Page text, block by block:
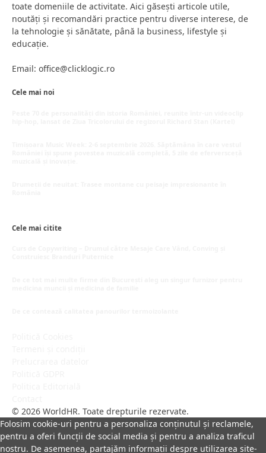
toate domeniile de activitate. Aici găsești articole utile,
noutăți și recomandări practice pentru diverse interese, de
la tehnologie și sănătate, până la business, lifestyle și
educație.
Email: office@clicklogic.ro
Cele mai noi
Cele mai citite
© 2026 WorldHR. Toate drepturile rezervate.
Folosim cookie-uri pentru a personaliza conținutul și reclamele,
pentru a oferi funcții de social media și pentru a analiza traficul
nostru. De asemenea, partajăm informații despre utilizarea site-